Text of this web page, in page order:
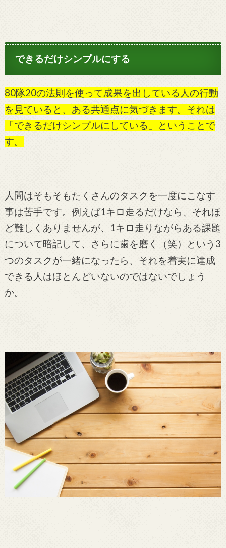
できるだけシンプルにする
80隊20の法則を使って成果を出している人の行動
を見ていると、ある共通点に気づきます。それは
「できるだけシンプルにしている」ということで
す。
人間はそもそもたくさんのタスクを一度にこなす
事は苦手です。例えば1キロ走るだけなら、それほ
ど難しくありませんが、1キロ走りながらある課題
について暗記して、さらに歯を磨く（笑）という3
つのタスクが一緒になったら、それを着実に達成
できる人はほとんどいないのではないでしょう
か。